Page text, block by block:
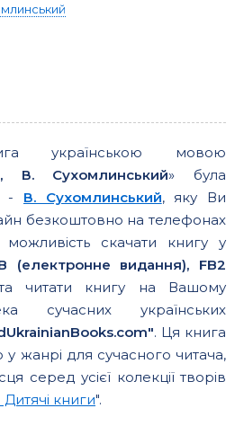
українською мовою
В. Сухомлинський» була
- В. Сухомлинський, яку Ви
безкоштовно на телефонах
скачати книгу у
(електронне видання), FB2
читати книгу на Вашому
сучасних українських
. Ця книга
жанрі для сучасного читача,
серед усієї колекції творів
Дитячі книги".